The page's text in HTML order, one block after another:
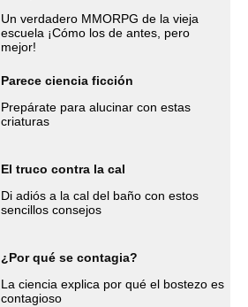
Un verdadero MMORPG de la vieja
escuela ¡Cómo los de antes, pero
mejor!
Parece ciencia ficción
Prepárate para alucinar con estas
criaturas
El truco contra la cal
Di adiós a la cal del baño con estos
sencillos consejos
¿Por qué se contagia?
La ciencia explica por qué el bostezo es
contagioso